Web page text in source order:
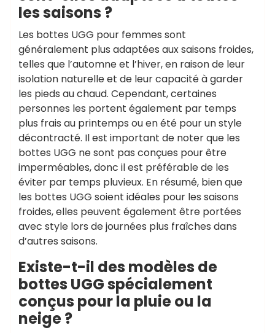
les saisons ?
Les bottes UGG pour femmes sont
généralement plus adaptées aux saisons froides,
telles que l’automne et l’hiver, en raison de leur
isolation naturelle et de leur capacité à garder
les pieds au chaud. Cependant, certaines
personnes les portent également par temps
plus frais au printemps ou en été pour un style
décontracté. Il est important de noter que les
bottes UGG ne sont pas conçues pour être
imperméables, donc il est préférable de les
éviter par temps pluvieux. En résumé, bien que
les bottes UGG soient idéales pour les saisons
froides, elles peuvent également être portées
avec style lors de journées plus fraîches dans
d’autres saisons.
Existe-t-il des modèles de
bottes UGG spécialement
conçus pour la pluie ou la
neige ?